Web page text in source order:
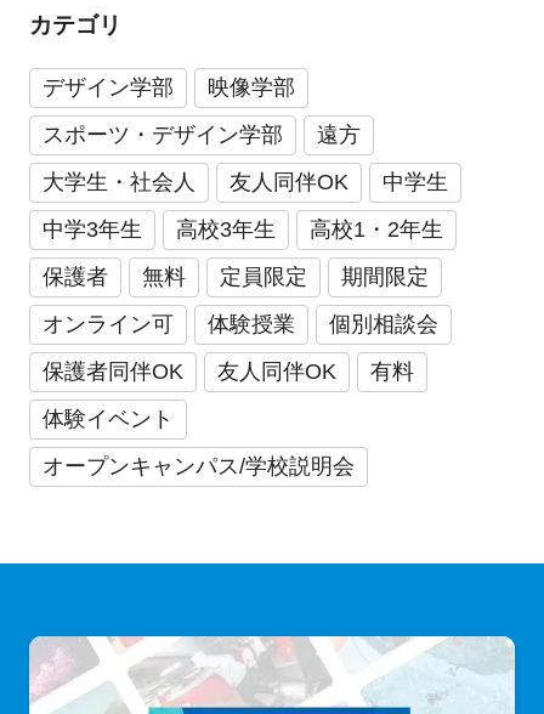
カテゴリ
デザイン学部
映像学部
スポーツ・デザイン学部
遠方
大学生・社会人
友人同伴OK
中学生
中学3年生
高校3年生
高校1・2年生
保護者
無料 定員限定
期間限定
オンライン可
体験授業
個別相談会
保護者同伴OK
友人同伴OK
有料
体験イベント
オープンキャンパス/学校説明会